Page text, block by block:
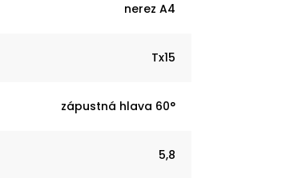
nerez A4
Tx15
zápustná hlava 60°
5,8